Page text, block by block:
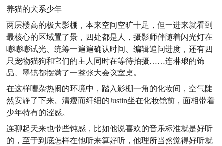
养猫的犬系少年
两层楼高的极大影棚，本来空间空旷十足，但一进来就看到
最核心的区域置了景，四处都是人，摄影师伴随着闪光灯在
嘭嘭嘭试光、统筹一遍遍确认时间、编辑追问进度，还有四
只宠物猫狗和它们的主人同时在等待拍摄……连琳琅的饰
品、墨镜都摆满了一整张大会议室桌。
在这样嘈杂热闹的环境中，踏入影棚一角的化妆间，空气陡
然安静了下来。清瘦而纤细的Justin坐在化妆镜前，面相带着
少年特有的涩感。
连聊起天来也带些钝感，比如他说喜欢的音乐标准就是好听
的，至于到底怎样在他听来算好听，他理所当然觉得好听就